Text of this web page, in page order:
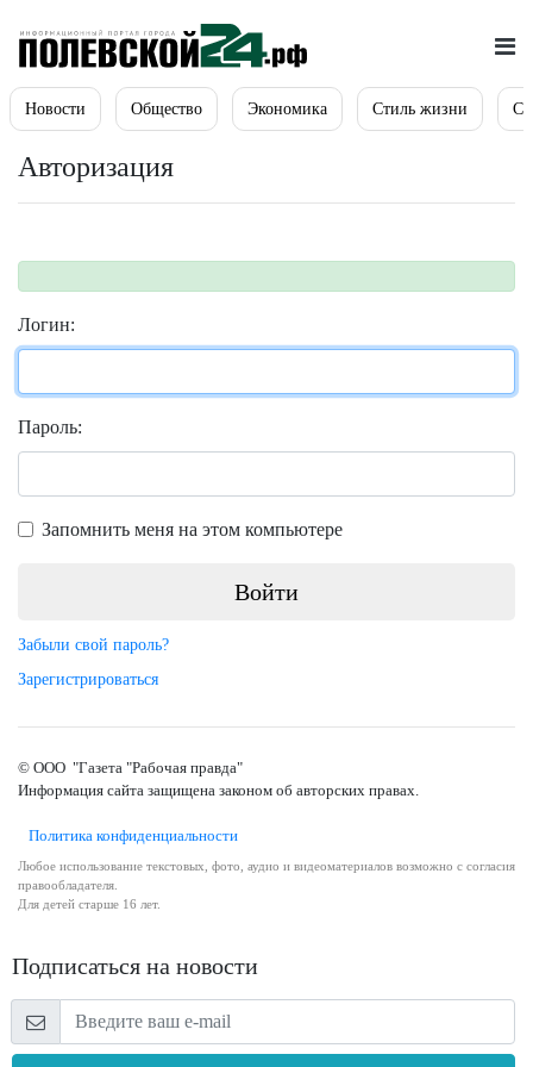
Новости Общество Экономика Стиль жизни
Авторизация
Логин:
Пароль:
Запомнить меня на этом компьютере
Забыли свой пароль?
Зарегистрироваться
© ООО "Газета "Рабочая правда"
Информация сайта защищена законом об авторских правах.
Политика конфиденциальности
Любое использование текстовых, фото, аудио и видеоматериалов возможно с согласия
правообладателя.
Для детей старше 16 лет.
Подписаться на новости